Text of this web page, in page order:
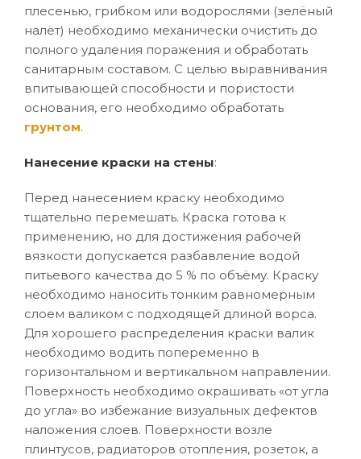
плесенью, грибком или водорослями (зелёный
налёт) необходимо механически очистить до
полного удаления поражения и обработать
санитарным составом. С целью выравнивания
впитывающей способности и пористости
основания, его необходимо обработать
грунтом.
Нанесение краски на стены:
Перед нанесением краску необходимо
тщательно перемешать. Краска готова к
применению, но для достижения рабочей
вязкости допускается разбавление водой
питьевого качества до 5 % по объёму. Краску
необходимо наносить тонким равномерным
слоем валиком с подходящей длиной ворса.
Для хорошего распределения краски валик
необходимо водить попеременно в
горизонтальном и вертикальном направлении.
Поверхность необходимо окрашивать «от угла
до угла» во избежание визуальных дефектов
наложения слоев. Поверхности возле
плинтусов, радиаторов отопления, розеток, а